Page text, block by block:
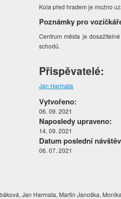
Kola před hradem je možno
Poznámky pro
Centrum města je
schodů.
Přispěvatelé:
Jan Harmata
Vytvořeno:
06. 09. 2021
Naposledy upraveno:
14. 09. 2021
Datum poslední
06. 07. 2021
Jan Harmata, Martin Janoška,